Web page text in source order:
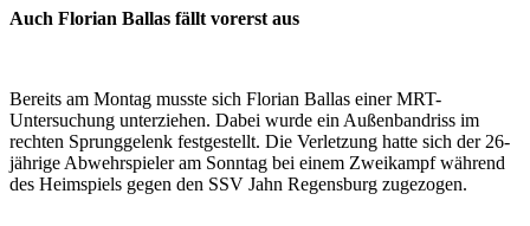
Auch Florian Ballas fällt vorerst aus
Bereits am Montag musste sich Florian Ballas einer MRT-
Untersuchung unterziehen. Dabei wurde ein Außenbandriss im
rechten Sprunggelenk festgestellt. Die Verletzung hatte sich der 26-
jährige Abwehrspieler am Sonntag bei einem Zweikampf während
des Heimspiels gegen den SSV Jahn Regensburg zugezogen.